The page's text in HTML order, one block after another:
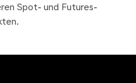
Spot- und Futures-